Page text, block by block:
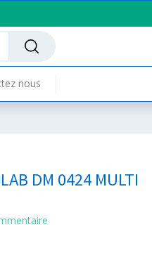
nous
DM 0424 MULTI